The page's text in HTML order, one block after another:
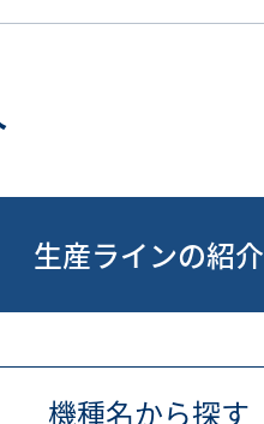
生産ラインの紹介
機種名から探す